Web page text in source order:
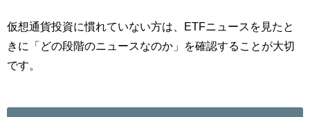
仮想通貨投資に慣れていない方は、ETFニュースを見たと
きに「どの段階のニュースなのか」を確認することが大切
です。